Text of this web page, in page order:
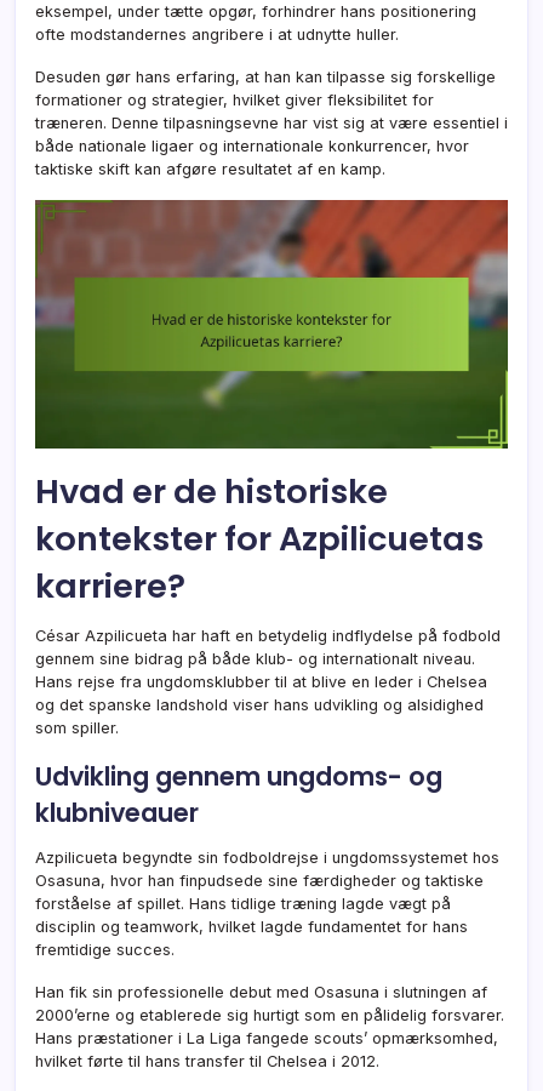
eksempel, under tætte opgør, forhindrer hans positionering
ofte modstandernes angribere i at udnytte huller.
Desuden gør hans erfaring, at han kan tilpasse sig forskellige
formationer og strategier, hvilket giver fleksibilitet for
træneren. Denne tilpasningsevne har vist sig at være essentiel i
både nationale ligaer og internationale konkurrencer, hvor
taktiske skift kan afgøre resultatet af en kamp.
Hvad er de historiske
kontekster for Azpilicuetas
karriere?
César Azpilicueta har haft en betydelig indflydelse på fodbold
gennem sine bidrag på både klub- og internationalt niveau.
Hans rejse fra ungdomsklubber til at blive en leder i Chelsea
og det spanske landshold viser hans udvikling og alsidighed
som spiller.
Udvikling gennem ungdoms- og
klubniveauer
Azpilicueta begyndte sin fodboldrejse i ungdomssystemet hos
Osasuna, hvor han finpudsede sine færdigheder og taktiske
forståelse af spillet. Hans tidlige træning lagde vægt på
disciplin og teamwork, hvilket lagde fundamentet for hans
fremtidige succes.
Han fik sin professionelle debut med Osasuna i slutningen af
2000’erne og etablerede sig hurtigt som en pålidelig forsvarer.
Hans præstationer i La Liga fangede scouts’ opmærksomhed,
hvilket førte til hans transfer til Chelsea i 2012.